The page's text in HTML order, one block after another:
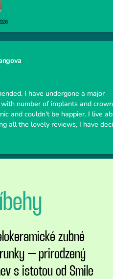
zubné
– prirodzený
s istotou od Smile